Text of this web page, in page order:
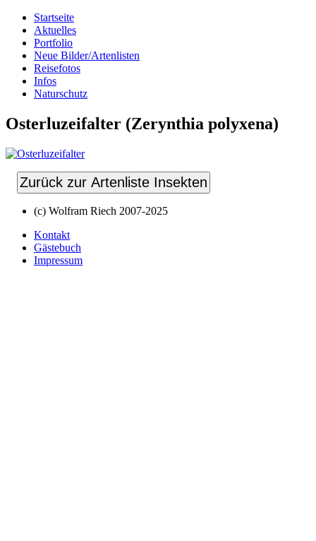
Startseite
Aktuelles
Portfolio
Neue Bilder/Artenlisten
Reisefotos
Infos
Naturschutz
Osterluzeifalter (Zerynthia polyxena)
Zurück zur Artenliste Insekten
(c) Wolfram Riech 2007-2025
Kontakt
Gästebuch
Impressum